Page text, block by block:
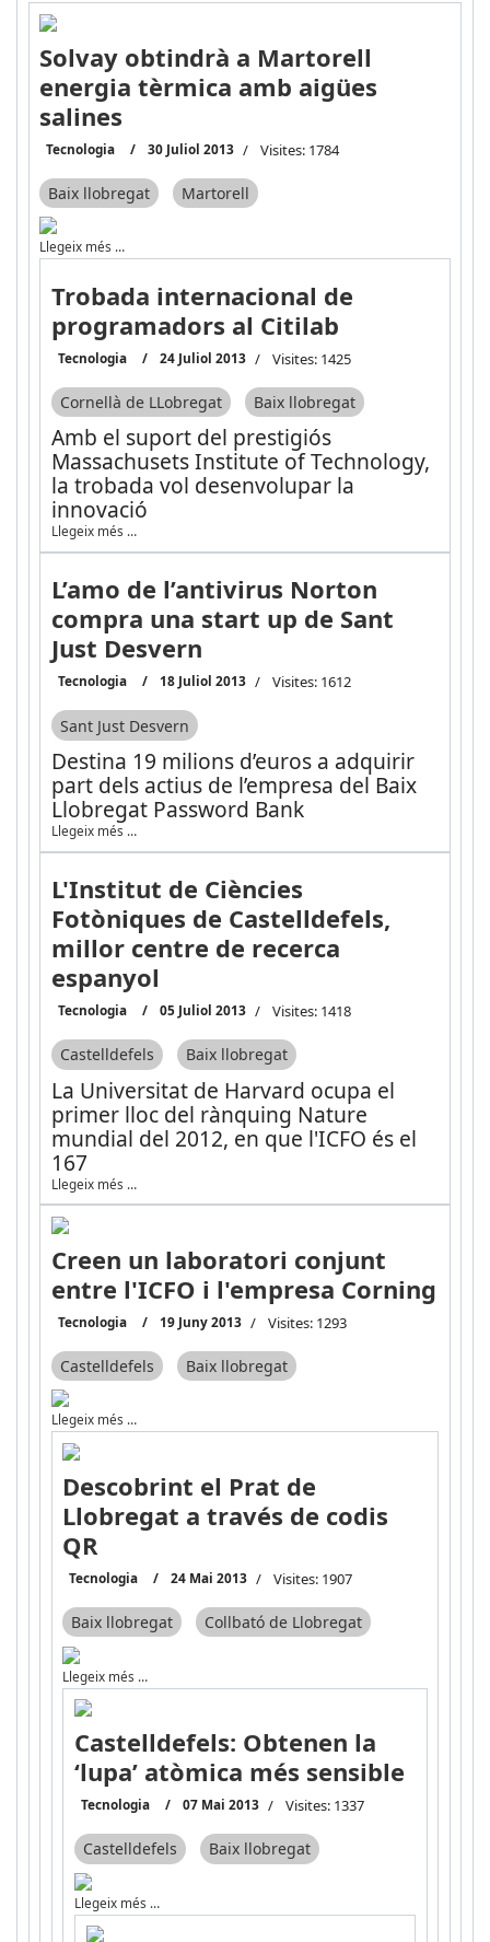
Solvay obtindrà a Martorell
energia tèrmica amb aigües
salines
Tecnologia 30 Juliol 2013 Visites: 1784
Baix llobregat Martorell
Llegeix més …
Trobada internacional de
programadors al Citilab
Tecnologia 24 Juliol 2013 Visites: 1425
Cornellà de LLobregat Baix llobregat
Amb el suport del prestigiós
Massachusets Institute of Technology,
la trobada vol desenvolupar la
innovació
Llegeix més …
L’amo de l’antivirus Norton
compra una start up de Sant
Just Desvern
Tecnologia 18 Juliol 2013 Visites: 1612
Sant Just Desvern
Destina 19 milions d’euros a adquirir
part dels actius de l’empresa del Baix
Llobregat Password Bank
Llegeix més …
L'Institut de Ciències
Fotòniques de Castelldefels,
millor centre de recerca
espanyol
Tecnologia 05 Juliol 2013 Visites: 1418
Castelldefels Baix llobregat
La Universitat de Harvard ocupa el
primer lloc del rànquing Nature
mundial del 2012, en que l'ICFO és el
167
Llegeix més …
Creen un laboratori conjunt
entre l'ICFO i l'empresa Corning
Tecnologia 19 Juny 2013 Visites: 1293
Castelldefels Baix llobregat
Llegeix més …
Descobrint el Prat de
Llobregat a través de codis
QR
Tecnologia 24 Mai 2013 Visites: 1907
Baix llobregat Collbató de Llobregat
Llegeix més …
Castelldefels: Obtenen la
‘lupa’ atòmica més sensible
Tecnologia 07 Mai 2013 Visites: 1337
Castelldefels Baix llobregat
Llegeix més …